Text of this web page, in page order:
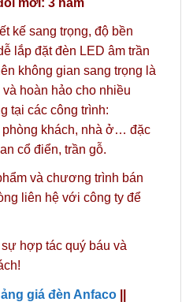
kế sang trọng, độ bền
lắp đặt đèn LED âm trần
không gian sang trọng là
hoàn hảo cho nhiều
tại các công trình:
phòng khách, nhà ở… đặc
cổ điển, trần gỗ.
và chương trình bán
liên hệ với công ty để
hợp tác quý báu và
giá đèn Anfaco